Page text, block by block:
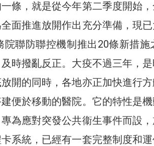
條，就是從今年第二季度開始
面推進放開作出充分準備，現
院聯防聯控機制推出20條新措
時撥亂反正。大疫不過三年，
開的同時，各地亦正加快進行
便於移動的醫院。它的特性是
為應對突發公共衞生事件而設
系統，已經有一套完整制度和